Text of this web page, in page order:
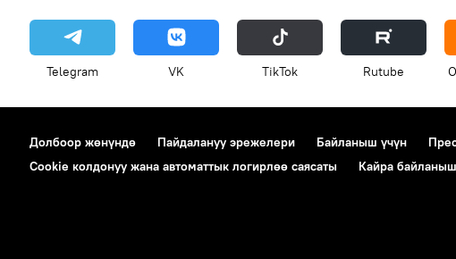
Telegram VK ТikТоk Rutube
Долбоор жөнүндө Пайдалануу эрежелери Байланыш үчүн
Cookie колдонуу жана автоматтык логирлөө саясаты
Кайра байланыш